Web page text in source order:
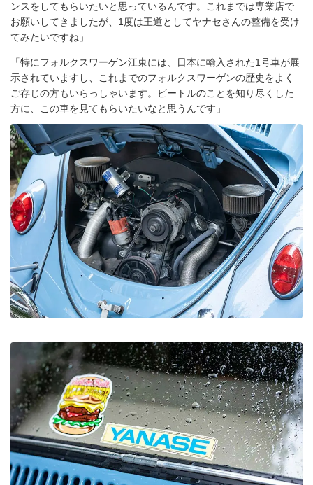
ンスをしてもらいたいと思っているんです。これまでは専業店で
お願いしてきましたが、1度は王道としてヤナセさんの整備を受け
てみたいですね」
「特にフォルクスワーゲン江東には、日本に輸入された1号車が展
示されていますし、これまでのフォルクスワーゲンの歴史をよく
ご存じの方もいらっしゃいます。ビートルのことを知り尽くした
方に、この車を見てもらいたいなと思うんです」